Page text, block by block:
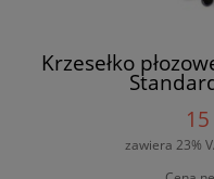
Krzesełko
zawiera 23%